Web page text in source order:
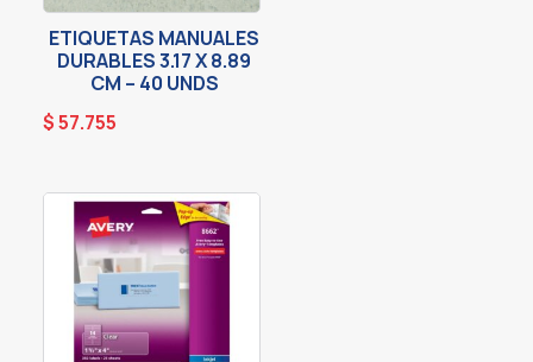
ETIQUETAS MANUALES
DURABLES 3.17 X 8.89
CM – 40 UNDS
$57.755